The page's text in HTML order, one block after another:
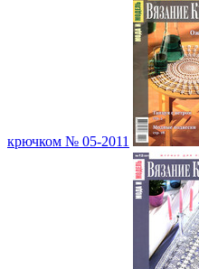
крючком № 05-2011